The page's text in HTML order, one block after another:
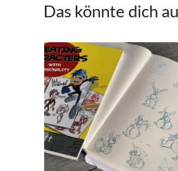
Das könnte dich